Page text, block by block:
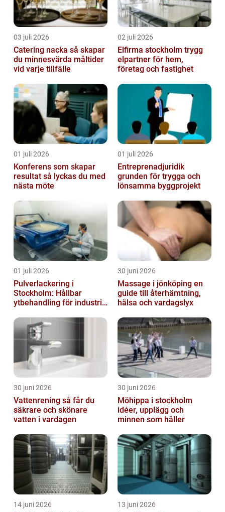
03 juli 2026
Catering nacka så skapar
du minnesvärda måltider
vid varje tillfälle
02 juli 2026
Elfirma stockholm trygg
elpartner för hem,
företag och fastighet
01 juli 2026
Konferens som skapar
resultat så lyckas du med
nästa möte
01 juli 2026
Entreprenadjuridik
grunden för trygga och
lönsamma byggprojekt
01 juli 2026
Pulverlackering i
Stockholm: Hållbar
ytbehandling för industri
30 juni 2026
Massage i jönköping en
guide till återhämtning,
hälsa och vardagslyx
30 juni 2026
Vattenrening så får du
säkrare och skönare
vatten i vardagen
30 juni 2026
Möhippa i stockholm
idéer, upplägg och
minnen som håller
14 juni 2026 13 juni 2026